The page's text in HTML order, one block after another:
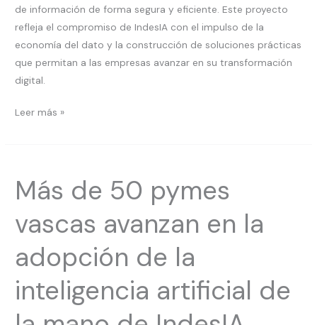
de información de forma segura y eficiente. Este proyecto
refleja el compromiso de IndesIA con el impulso de la
economía del dato y la construcción de soluciones prácticas
que permitan a las empresas avanzar en su transformación
digital.
Leer más »
Más de 50 pymes
vascas avanzan en la
adopción de la
inteligencia artificial de
de
50
pymes
avanzan